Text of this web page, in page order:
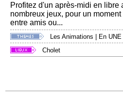
Profitez d'un après-midi en libre
nombreux jeux, pour un
entre amis ou...
Les Animations
En UNE
Cholet